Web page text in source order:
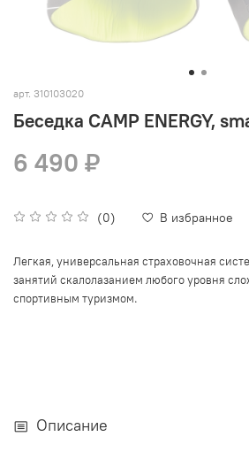
арт. 310103020
Беседка CAMP ENERGY,
(0) В избранное
6 490 ₽
Легкая, универсальная страховочная
занятий скалолазанием любого уровня
спортивным туризмом.
Описание